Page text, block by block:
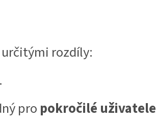
určitými rozdíly:
pro pokročilé uživatele